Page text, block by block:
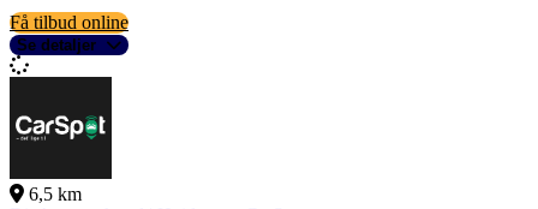
Få tilbud online
Se detaljer
6,5 km